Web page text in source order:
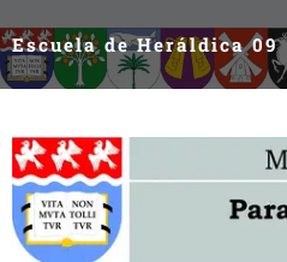
Escuela de Heráldica 09